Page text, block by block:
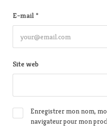
E-mail *
Site web
Enregistrer mon nom,
navigateur pour mon